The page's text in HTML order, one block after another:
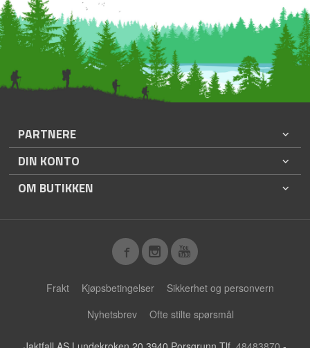
PARTNERE
DIN KONTO
OM BUTIKKEN
Frakt Kjøpsbetingelser
Sikkerhet og personvern
Nyhetsbrev
Ofte stilte spørsmål